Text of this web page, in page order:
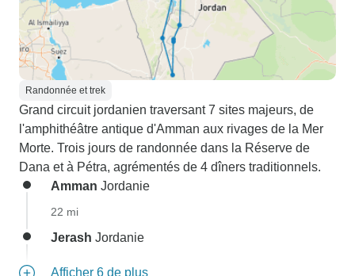
Randonnée et trek
Grand circuit jordanien traversant 7 sites majeurs, de
l'amphithéâtre antique d'Amman aux rivages de la Mer
Morte. Trois jours de randonnée dans la Réserve de
Dana et à Pétra, agrémentés de 4 dîners traditionnels.
Amman Jordanie
22 mi
Jerash Jordanie
Afficher 6 de plus